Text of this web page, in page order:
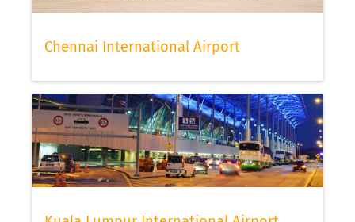
Chennai International Airport